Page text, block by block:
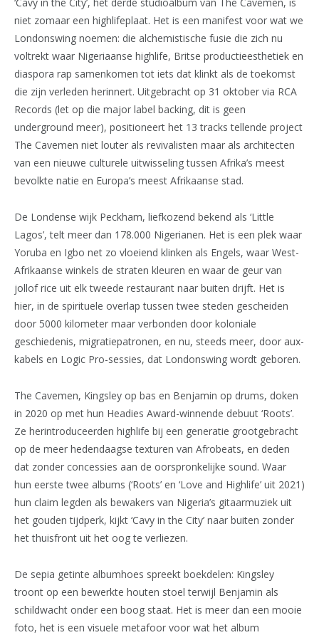
niet zomaar een highlifeplaat. Het is een manifest voor wat we
Londonswing noemen: die alchemistische fusie die zich nu
voltrekt waar Nigeriaanse highlife, Britse productieesthetiek en
diaspora rap samenkomen tot iets dat klinkt als de toekomst
die zijn verleden herinnert. Uitgebracht op 31 oktober via RCA
Records (let op die major label backing, dit is geen
underground meer), positioneert het 13 tracks tellende project
The Cavemen niet louter als revivalisten maar als architecten
van een nieuwe culturele uitwisseling tussen Afrika’s meest
bevolkte natie en Europa’s meest Afrikaanse stad.
De Londense wijk Peckham, liefkozend bekend als ‘Little
Lagos’, telt meer dan 178.000 Nigerianen. Het is een plek waar
Yoruba en Igbo net zo vloeiend klinken als Engels, waar West-
Afrikaanse winkels de straten kleuren en waar de geur van
jollof rice uit elk tweede restaurant naar buiten drijft. Het is
hier, in de spirituele overlap tussen twee steden gescheiden
door 5000 kilometer maar verbonden door koloniale
geschiedenis, migratiepatronen, en nu, steeds meer, door aux-
kabels en Logic Pro-sessies, dat Londonswing wordt geboren.
The Cavemen, Kingsley op bas en Benjamin op drums, doken
in 2020 op met hun Headies Award-winnende debuut ‘Roots’.
Ze herintroduceerden highlife bij een generatie grootgebracht
op de meer hedendaagse texturen van Afrobeats, en deden
dat zonder concessies aan de oorspronkelijke sound. Waar
hun eerste twee albums (‘Roots’ en ‘Love and Highlife’ uit 2021)
hun claim legden als bewakers van Nigeria’s gitaarmuziek uit
het gouden tijdperk, kijkt ‘Cavy in the City’ naar buiten zonder
het thuisfront uit het oog te verliezen.
De sepia getinte albumhoes spreekt boekdelen: Kingsley
troont op een bewerkte houten stoel terwijl Benjamin als
schildwacht onder een boog staat. Het is meer dan een mooie
foto, het is een visuele metafoor voor wat het album